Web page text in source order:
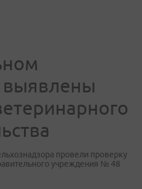
провели проверку
учреждения № 48